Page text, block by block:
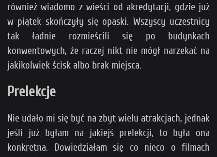
również wiadomo z wieści od akredytacji, gdzie już
w piątek skończyły się opaski. Wszyscy uczestnicy
tak ładnie rozmieścili się po budynkach
konwentowych, że raczej nikt nie mógł narzekać na
jakikolwiek ścisk albo brak miejsca.
Prelekcje
Nie udało mi się być na zbyt wielu atrakcjach, jednak
jeśli już byłam na jakiejś prelekcji, to była ona
konkretna. Dowiedziałam się co nieco o filmach